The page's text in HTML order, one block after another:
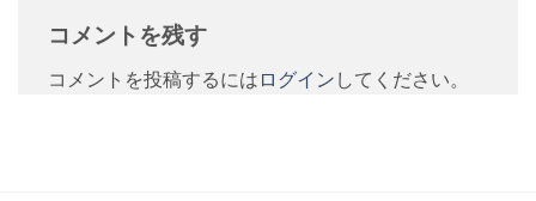
コメントを残す
コメントを投稿するには ログイン してください。